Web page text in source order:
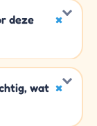
deze
wat